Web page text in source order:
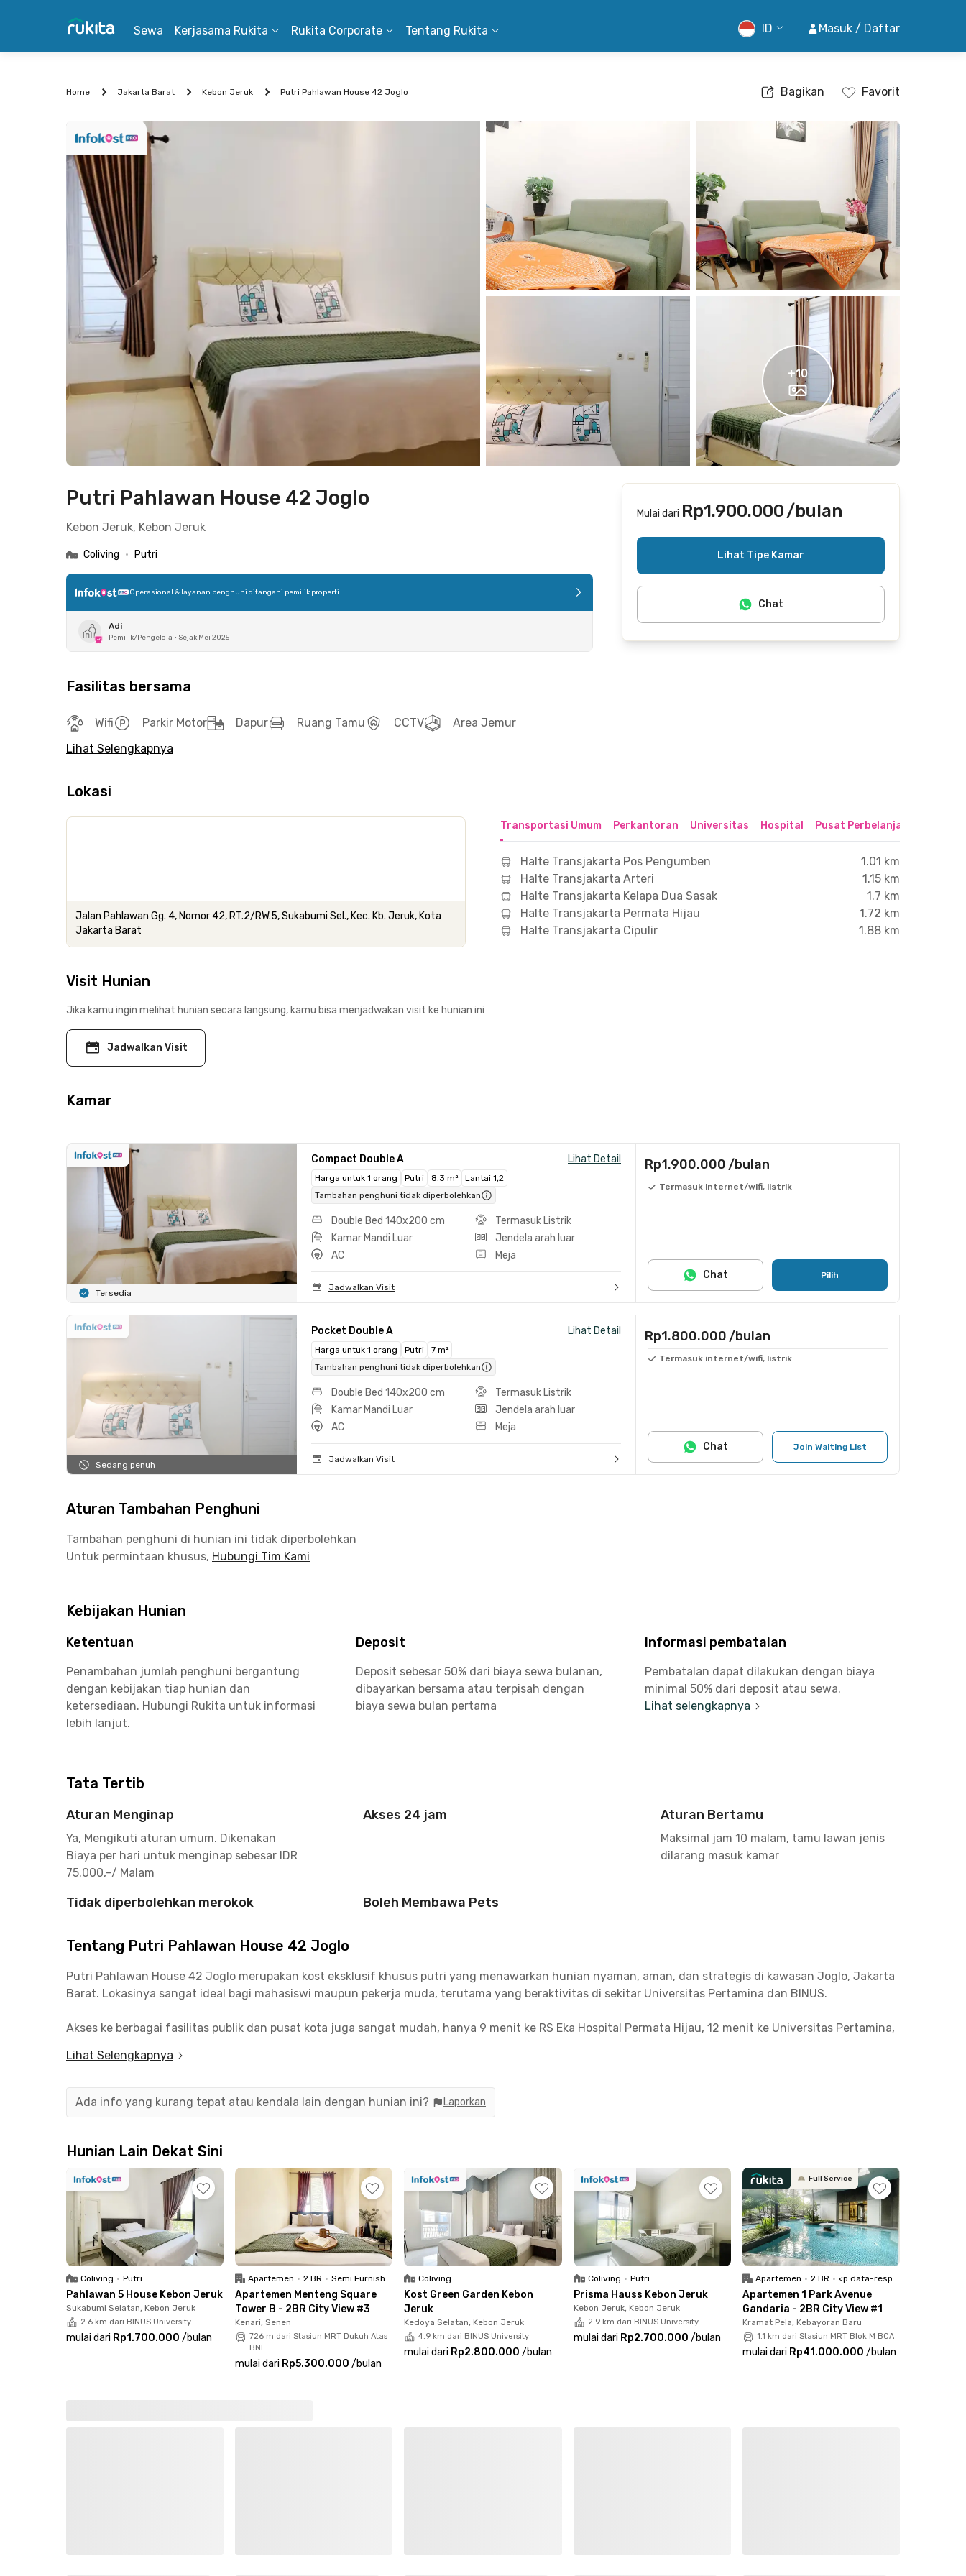
Sewa Kerjasama Rukita Rukita Corporate Tentang Rukita ID Masuk / Daftar
Home Jakarta Barat Kebon Jeruk Putri Pahlawan House 42 Joglo Bagikan Favorit
+10
Putri Pahlawan House 42 Joglo
Kebon Jeruk, Kebon Jeruk
Coliving • Putri
Operasional & layanan penghuni ditangani pemilik properti
Adi
Pemilik/Pengelola • Sejak Mei 2025
Fasilitas bersama
Wifi Parkir Motor Dapur Ruang Tamu CCTV
Area Jemur
Lihat Selengkapnya
Mulai dari Rp1.900.000/bulan
Lihat Tipe Kamar
Chat
Lokasi
Jalan Pahlawan Gg. 4, Nomor 42, RT.2/RW.5, Sukabumi Sel., Kec. Kb. Jeruk, Kota
Jakarta Barat
Transportasi Umum Perkantoran Universitas Hospital Pusat Perbelanjaan &
Halte Transjakarta Pos Pengumben
1.01 km
Halte Transjakarta Arteri
1.15 km
Halte Transjakarta Kelapa Dua Sasak
1.7 km
Halte Transjakarta Permata Hijau
1.72 km
Halte Transjakarta Cipulir
1.88 km
Visit Hunian
Jika kamu ingin melihat hunian secara langsung, kamu bisa menjadwakan visit ke hunian ini
Jadwalkan Visit
Kamar
Tersedia
Compact Double A Lihat Detail
Harga untuk 1 orang Putri 8.3 m²
Lantai 1,2
Tambahan penghuni tidak diperbolehkan
Double Bed 140x200 cm
Termasuk Listrik
Kamar Mandi Luar
Jendela arah luar
AC
Meja
Jadwalkan Visit
Rp1.900.000 /bulan
Termasuk internet/wifi, listrik
Pilih
Chat
Sedang penuh
Pocket Double A Lihat Detail
Harga untuk 1 orang Putri
7 m²
Tambahan penghuni tidak diperbolehkan
Double Bed 140x200 cm
Termasuk Listrik
Kamar Mandi Luar
Jendela arah luar
AC
Meja
Jadwalkan Visit
Rp1.800.000 /bulan
Termasuk internet/wifi, listrik
Join Waiting List
Chat
Aturan Tambahan Penghuni
Tambahan penghuni di hunian ini tidak diperbolehkan
Untuk permintaan khusus, Hubungi Tim Kami
Kebijakan Hunian
Ketentuan
Penambahan jumlah penghuni bergantung
dengan kebijakan tiap hunian dan
ketersediaan. Hubungi Rukita untuk informasi
lebih lanjut.
Deposit
Deposit sebesar 50% dari biaya sewa bulanan,
dibayarkan bersama atau terpisah dengan
biaya sewa bulan pertama
Informasi pembatalan
Pembatalan dapat dilakukan dengan biaya
minimal 50% dari deposit atau sewa.
Lihat selengkapnya
Tata Tertib
Aturan Menginap
Ya, Mengikuti aturan umum. Dikenakan
Biaya per hari untuk menginap sebesar IDR
75.000,-/ Malam
Akses 24 jam Aturan Bertamu
Maksimal jam 10 malam, tamu lawan jenis
dilarang masuk kamar
Tidak diperbolehkan merokok Boleh Membawa Pets
Tentang Putri Pahlawan House 42 Joglo
Putri Pahlawan House 42 Joglo merupakan kost eksklusif khusus putri yang menawarkan hunian nyaman, aman, dan strategis di kawasan Joglo, Jakarta
Barat. Lokasinya sangat ideal bagi mahasiswi maupun pekerja muda, terutama yang beraktivitas di sekitar Universitas Pertamina dan BINUS.
Akses ke berbagai fasilitas publik dan pusat kota juga sangat mudah, hanya 9 menit ke RS Eka Hospital Permata Hijau, 12 menit ke Universitas Pertamina,
Palmerah juga bisa dijangkau dalam 15–18 menit berkendara.
Fasilitas yang tersedia di kost ini sangat lengkap dan menunjang gaya hidup modern. Setiap kamar sudah full furnished dengan tempat tidur, lemari,
meja belajar, dan AC. Kost ini juga menyediakan dapur bersama, kulkas, dispenser, area makan, serta ruang komunal dengan sofa, TV, meja, dan kursi
Harga sewa di Putri Pahlawan House 42 sudah termasuk listrik, menjadikannya pilihan hemat dan praktis. Dengan lingkungan yang bersih dan nyaman,
kost Joglo ini sangat cocok bagi kamu yang mencari hunian tenang dan berkualitas di dekat kampus dan pusat kota. Yuk, booking sekarang!
Lihat Selengkapnya
Ada info yang kurang tepat atau kendala lain dengan hunian ini? Laporkan
Hunian Lain Dekat Sini
Coliving • Putri
Pahlawan 5 House Kebon Jeruk
Sukabumi Selatan, Kebon Jeruk
2.6 km dari BINUS University
mulai dari Rp1.700.000 /bulan
Apartemen • 2 BR • Semi Furnished
Apartemen Menteng Square
Tower B - 2BR City View #3
Kenari, Senen
726 m dari Stasiun MRT Dukuh Atas
BNI
mulai dari Rp5.300.000 /bulan
Coliving
Kost Green Garden Kebon
Jeruk
Kedoya Selatan, Kebon Jeruk
4.9 km dari BINUS University
mulai dari Rp2.800.000 /bulan
Coliving • Putri
Prisma Hauss Kebon Jeruk
Kebon Jeruk, Kebon Jeruk
2.9 km dari BINUS University
mulai dari Rp2.700.000 /bulan
Full Service
Apartemen • 2 BR • <p data-responsive-font-size="paragraph">Full Furnished</p>
Apartemen 1 Park Avenue
Gandaria - 2BR City View #1
Kramat Pela, Kebayoran Baru
1.1 km dari Stasiun MRT Blok M BCA
mulai dari Rp41.000.000 /bulan